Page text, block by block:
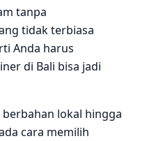
tanpa
tidak terbiasa
Anda harus
di Bali bisa jadi
lokal hingga
cara memilih